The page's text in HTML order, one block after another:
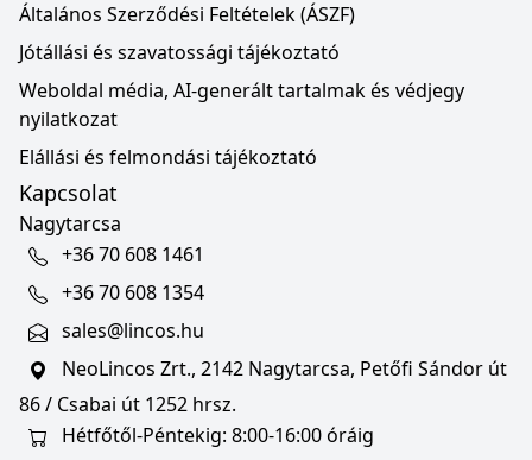
Általános Szerződési Feltételek (ÁSZF)
Jótállási és szavatossági tájékoztató
Weboldal média, AI-generált tartalmak és védjegy
nyilatkozat
Elállási és felmondási tájékoztató
Kapcsolat
Nagytarcsa
+36 70 608 1461
+36 70 608 1354
sales@lincos.hu
NeoLincos Zrt., 2142 Nagytarcsa, Petőfi Sándor út
86 / Csabai út 1252 hrsz.
Hétfőtől-Péntekig: 8:00-16:00 óráig